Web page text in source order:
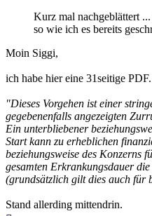
Kurz mal nachgeblättert
so wie ich es bereits
Moin Siggi,
ich habe hier eine 31seitige
"Dieses Vorgehen ist einer
gegebenenfalls angezeigten
Ein unterbliebener
Start kann zu erheblichen
beziehungsweise des Konzerns
gesamten Erkrankungsdauer
(grundsätzlich gilt dies auch für
Stand allerding mittendrin.